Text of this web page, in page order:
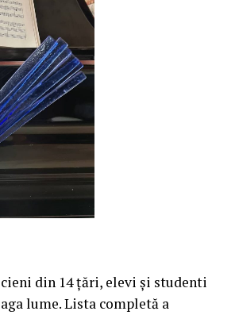
din 14 țări, elevi și studenti
lume. Lista completă a